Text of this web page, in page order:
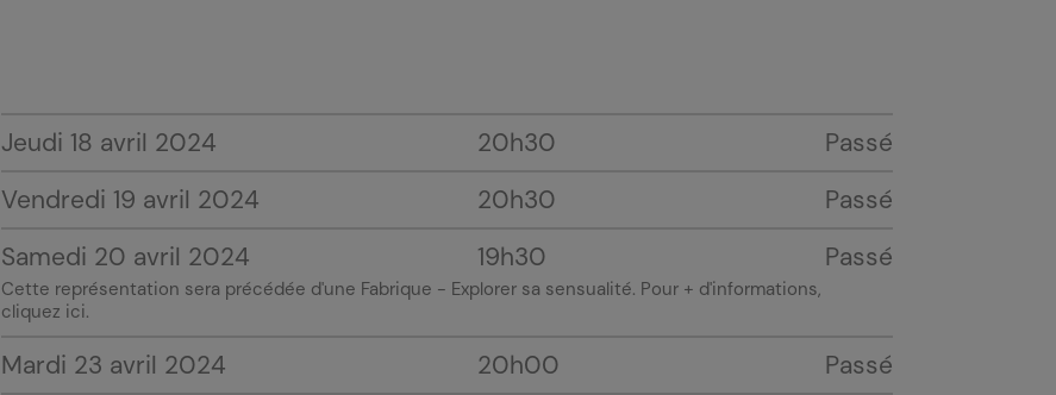
Jeudi 18 avril 2024 20h30
Passé
Vendredi 19 avril 2024
20h30
Passé
Samedi 20 avril 2024
Cette représentation sera précédée d'une Fabrique - Explorer sa sensualité. Pour + d'informations,
cliquez ici.
19h30 Passé
Mardi 23 avril 2024 20h00
Passé